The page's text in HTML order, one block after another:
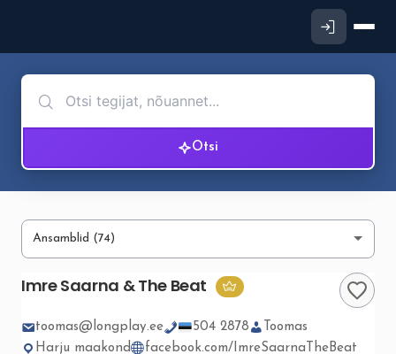
Otsi
Imre Saarna & The Beat
toomas@longplay.ee 504 2878
Toomas
Harju maakond
facebook.com/ImreSaarnaTheBeat